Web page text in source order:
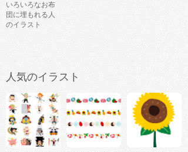
いろいろなお布
団に埋もれる人
のイラスト
人気のイラスト